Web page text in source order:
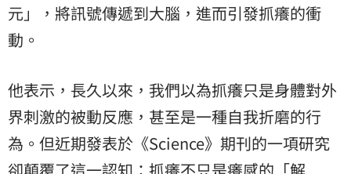
元」，將訊號傳遞到大腦，進而引發抓癢的衝
動。
他表示，長久以來，我們以為抓癢只是身體對外
界刺激的被動反應，甚至是一種自我折磨的行
為。但近期發表於《Science》期刊的一項研究